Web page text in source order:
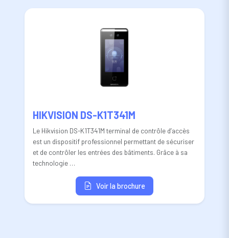
HIKVISION DS-K1T341M
Le Hikvision DS-K1T341M terminal de contrôle d’accès
est un dispositif professionnel permettant de sécuriser
et de contrôler les entrées des bâtiments. Grâce à sa
technologie …
Voir la brochure